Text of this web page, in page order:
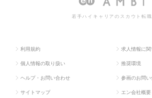
若手ハイキャリアのスカウト転職
利用規約 求人情報に
個人情報の取り扱い 推奨環境
ヘルプ・お問い合わせ 参画のお問い
サイトマップ エン会社概要